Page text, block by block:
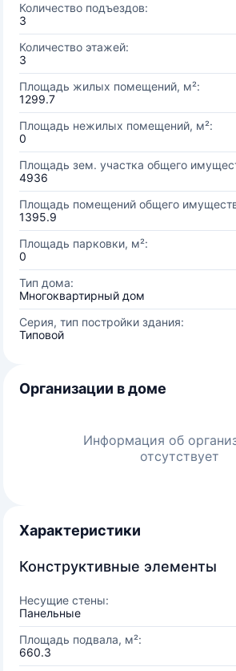
Количество подъездов:
3
Количество этажей:
3
Площадь жилых помещений, м²:
1299.7
Площадь нежилых помещений, м²:
0
Площадь зем. участка общего
4936
Площадь помещений общего
1395.9
Площадь парковки, м²:
0
Тип дома:
Многоквартирный дом
Серия, тип постройки здания:
Типовой
Организации в доме
Информация об
отсутствует
Характеристики
Конструктивные элементы
Несущие стены:
Панельные
Площадь подвала, м²:
660.3